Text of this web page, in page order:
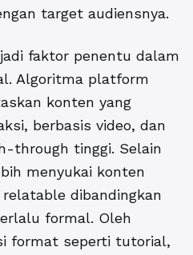
target audiensnya.
faktor penentu dalam
Algoritma platform
konten yang
berbasis video, dan
through tinggi. Selain
menyukai konten
dibandingkan
formal. Oleh
format seperti tutorial,